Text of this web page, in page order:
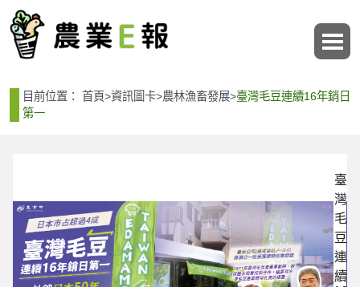
目前位置： 首頁>資訊圖卡>農林漁畜發展>臺灣毛豆連續16年銷日
第一
臺
灣
毛
豆
連
續